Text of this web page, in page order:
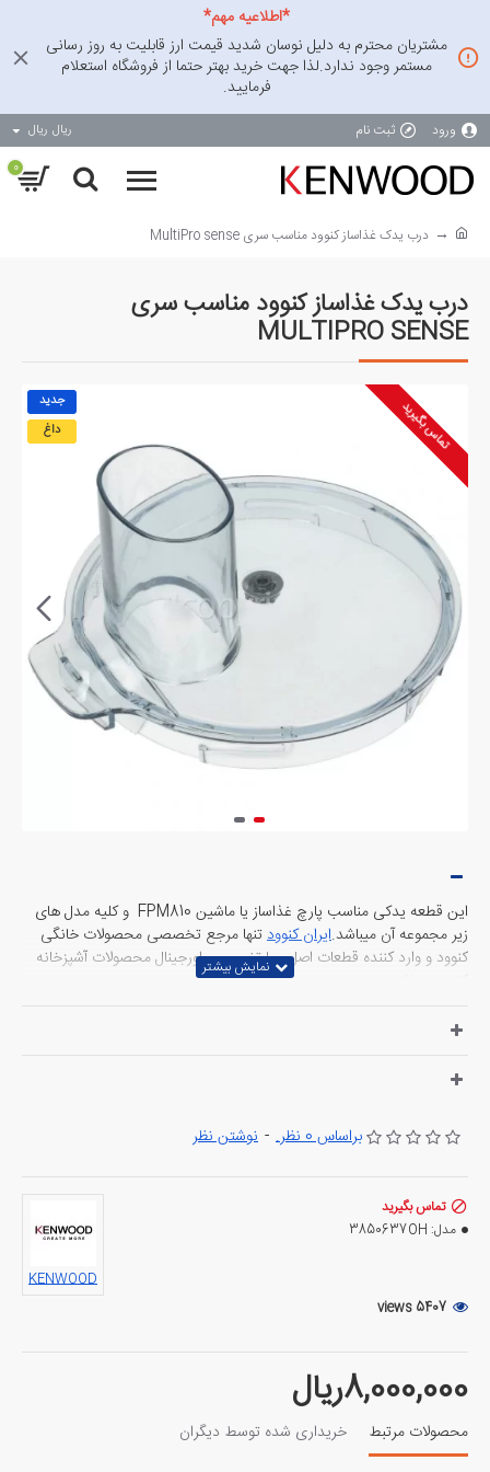
*اطلاعیه مهم*
مشتریان محترم به دلیل نوسان شدید قیمت ارز قابلیت به روز رسانی
مستمر وجود ندارد.لذا جهت خرید بهتر حتما از فروشگاه استعلام
فرمایید.
ورود ثبت نام ریال ریال
0
درب یدک غذاساز کنوود مناسب سری MultiPro sense
درب یدک غذاساز کنوود مناسب سری
MULTIPRO SENSE
جدید
داغ
تماس بگیرید
این قطعه یدکی مناسب پارچ غذاساز یا ماشین FPM810 و کلیه مدل های
زیر مجموعه آن میباشد.ایران کنوودتنها مرجع تخصصی محصولات خانگی
کنوود و وارد کننده قطعات اصل و با تضمین و اورجینال محصولات آشپزخانه
براساس 0 نظر. - نوشتن نظر
8,000,000ریال
تماس بگیرید
مدل: 3850637OH
KENWOOD
5407 views
محصولات مرتبط خریداری شده توسط دیگران